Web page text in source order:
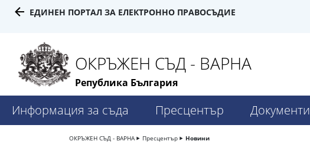
ЕДИНЕН ПОРТАЛ ЗА ЕЛЕКТРОННО ПРАВОСЪДИЕ
ОКРЪЖЕН СЪД - ВАРНА
Република България
Информация за съда Пресцентър Документи
ОКРЪЖЕН СЪД - ВАРНА Пресцентър Новини